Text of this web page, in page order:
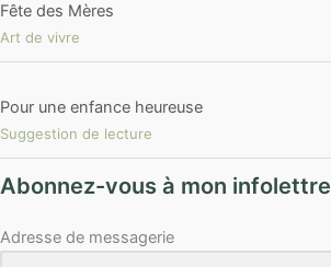
Fête des Mères
Art de vivre
Pour une enfance heureuse
Suggestion de lecture
Abonnez-vous à mon infolettre
Adresse de messagerie